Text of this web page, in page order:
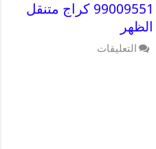
افضل خدمة بنشر الظهر 99009551 كراج متنقل
التعليقات